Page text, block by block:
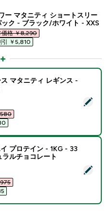
ー マタニティ ショートスリー
ク - ブラック/ホワイト - XXS
price
価格 ￥8,290‎
引 ￥5,810‎
ディース マタニティ レギン
マタニティ レギンス -
price
ホエイ プロテイン - 1KG -
プロテイン - 1KG - 33
ルチョコレート
price